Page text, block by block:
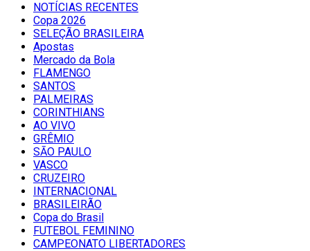
NOTÍCIAS RECENTES
Copa 2026
SELEÇÃO BRASILEIRA
Apostas
Mercado da Bola
FLAMENGO
SANTOS
PALMEIRAS
CORINTHIANS
AO VIVO
GRÊMIO
SĀO PAULO
VASCO
CRUZEIRO
INTERNACIONAL
BRASILEIRÃO
Copa do Brasil
FUTEBOL FEMININO
CAMPEONATO LIBERTADORES